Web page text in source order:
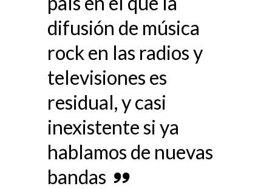
difusión de música
rock en las radios y
televisiones es
residual, y casi
inexistente si ya
hablamos de nuevas
bandas